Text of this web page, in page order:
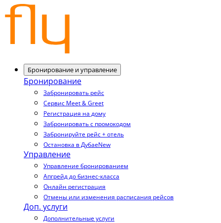
Бронирование и управление
Бронирование
Забронировать рейс
Сервис Meet & Greet
Регистрация на дому
Забронировать с промокодом
Забронируйте рейс + отель
Остановка в ДубаеNew
Управление
Управление бронированием
Апгрейд до бизнес-класса
Онлайн регистрация
Отмены или изменения расписания рейсов
Доп. услуги
Дополнительные услуги